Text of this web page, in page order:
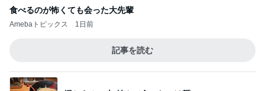
食べるのが怖くても会った大先輩
Amebaトピックス 1日前
記事を読む